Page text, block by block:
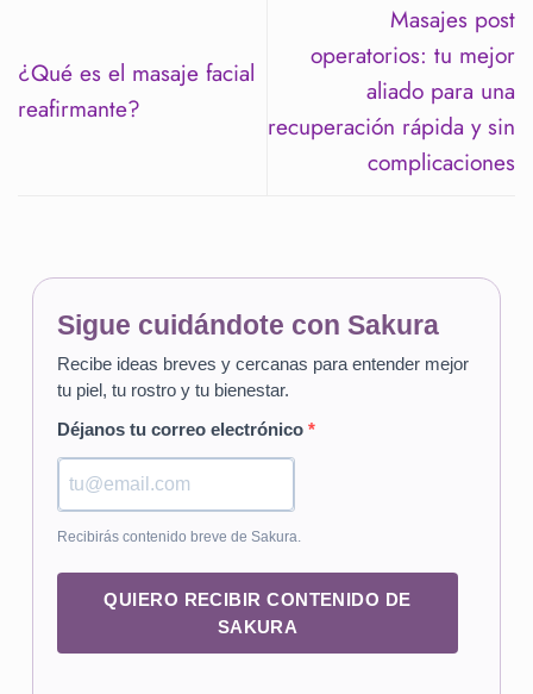
¿Qué es el masaje facial
reafirmante?
Masajes post
operatorios: tu mejor
aliado para una
recuperación rápida y sin
complicaciones
Sigue cuidándote con Sakura
Recibe ideas breves y cercanas para entender mejor
tu piel, tu rostro y tu bienestar.
Déjanos tu correo electrónico
Recibirás contenido breve de Sakura.
QUIERO RECIBIR CONTENIDO DE
SAKURA